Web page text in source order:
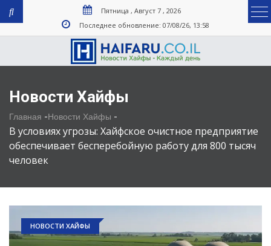
Пятница , Август 7 , 2026
Последнее обновление: 07/08/26, 13:58
Новости Хайфы
Главная -Новости Хайфы -
В условиях угрозы: Хайфское очистное предприятие
обеспечивает бесперебойную работу для 800 тысяч
человек
НОВОСТИ ХАЙФЫ